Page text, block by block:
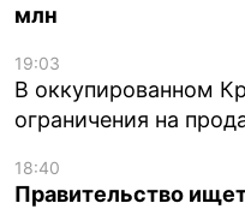
млн
19:03
В оккупированном
ограничения на
18:40
Правительство